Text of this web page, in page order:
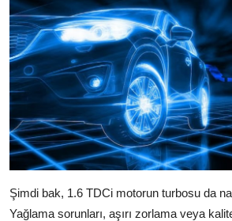
Şimdi bak, 1.6 TDCi motorun turbosu da
Yağlama sorunları, aşırı zorlama veya